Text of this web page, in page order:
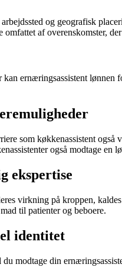
og geografisk
af overenskomster,
ernæringsassistent
som køkkenassistent
også modtage en
ekspertise
virkning på kroppen,
til patienter og beboere.
identitet
modtage din